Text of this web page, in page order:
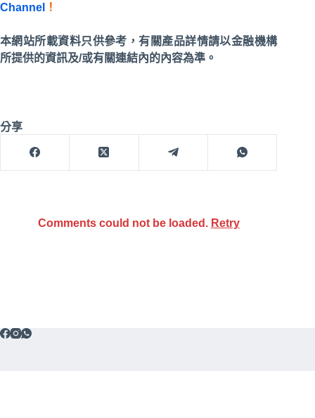
Channel
！
本網站所載資料只供參考，有關產品詳情請以金融機構
所提供的資訊及/或有關連結內的內容為準。
分享
Comments could not be loaded. Retry